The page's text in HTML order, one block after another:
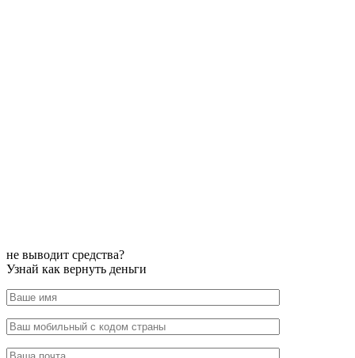
не выводит средства?
Узнай как вернуть деньги